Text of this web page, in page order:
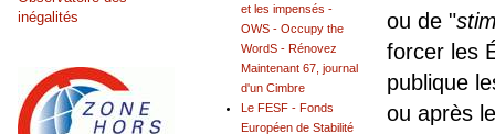
ou de "
forcer les
publique
ou après
et les impensés -
OWS - Occupy the
WordS - Rénovez
Maintenant 67, journal
d'un Cimbre
Le FESF - Fonds
Européen de Stabilité
inégalités